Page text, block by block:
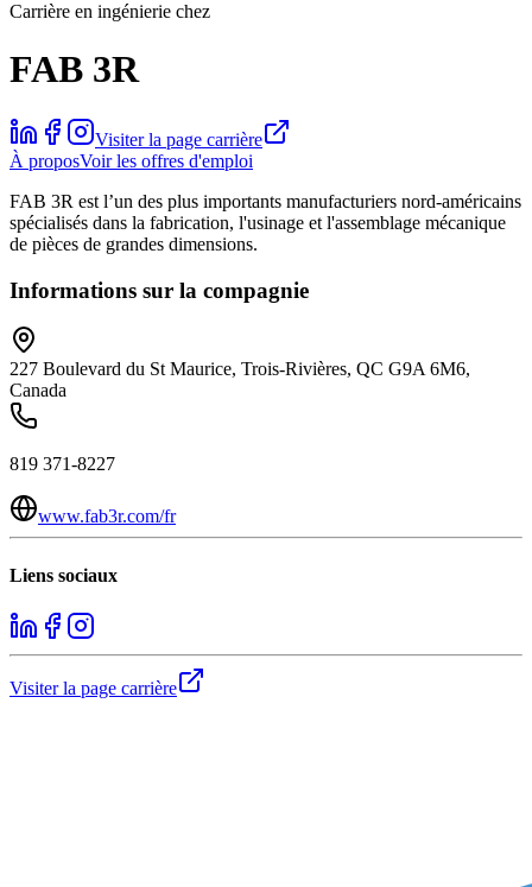
Carrière en ingénierie chez
FAB 3R
Visiter la page carrière
À proposVoir les offres d'emploi
FAB 3R est l’un des plus importants manufacturiers nord-américains
spécialisés dans la fabrication, l'usinage et l'assemblage mécanique
de pièces de grandes dimensions.
Informations sur la compagnie
227 Boulevard du St Maurice, Trois-Rivières, QC G9A 6M6,
Canada
819 371-8227
www.fab3r.com/fr
Liens sociaux
Visiter la page carrière